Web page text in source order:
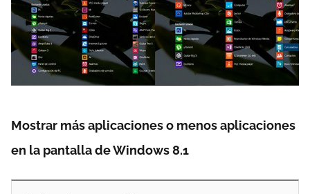
Mostrar más aplicaciones o menos aplicaciones
en la pantalla de Windows 8.1